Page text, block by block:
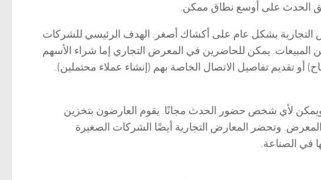
الحدث على أوسع نطاق ممكن.
التجارية بشكل عام على أكشاك أصغر. الهدف الرئيسي للشركات
المبيعات. يمكن للحاضرين في المعرض التجاري إما شراء الأسهم
تقديم تفاصيل الاتصال الخاصة بهم (إنشاء عملاء محتملين).
ويمكن لأي شخص حضور الحدث مجانًا. يقوم العارضون بتخزين
وتحضر المعارض التجارية أيضًا الشركات الصغيرة
في الصناعة.